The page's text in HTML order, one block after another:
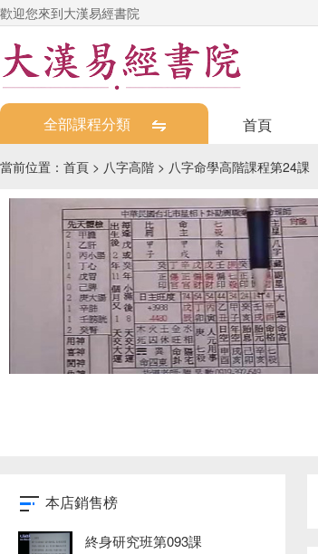
歡迎您來到大漢易經書院
全部課程分類 首頁
當前位置： 首頁 > 八字高階 > 八字命學高階課程第24課
本店銷售榜
終身研究班第093課